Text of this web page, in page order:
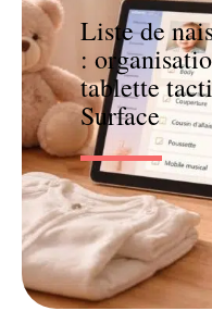
Liste de
:
tablette
Surface